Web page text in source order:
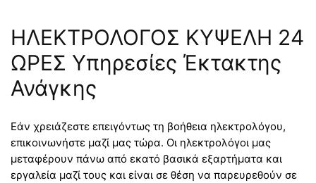
ΗΛΕΚΤΡΟΛΟΓΟΣ ΚΥΨΕΛΗ 24
ΩΡΕΣ Υπηρεσίες Έκτακτης
Ανάγκης
Εάν χρειάζεστε επειγόντως τη βοήθεια ηλεκτρολόγου,
επικοινωνήστε μαζί μας τώρα. Οι ηλεκτρολόγοι μας
μεταφέρουν πάνω από εκατό βασικά εξαρτήματα και
εργαλεία μαζί τους και είναι σε θέση να παρευρεθούν σε